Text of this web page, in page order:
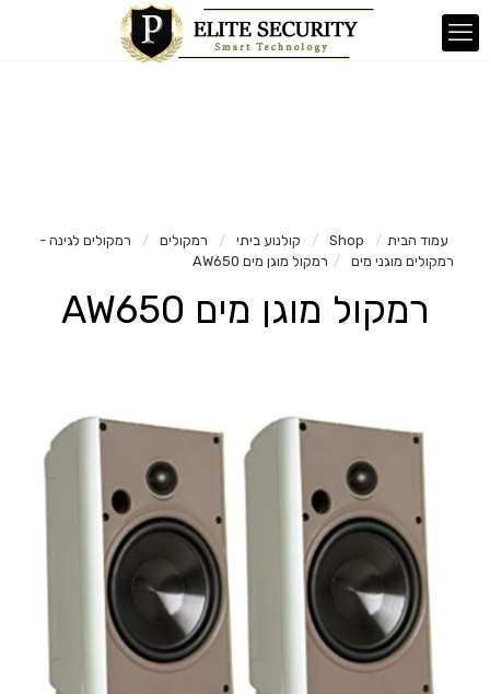
עמוד הבית /
Shop
/ קולנוע ביתי / רמקולים /
רמקולים לגינה -
רמקולים מוגני מים
/ רמקול מוגן מים AW650
רמקול מוגן מים AW650